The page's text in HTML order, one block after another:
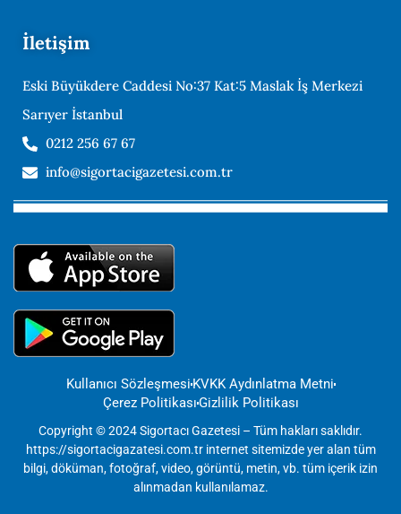
İletişim
Eski Büyükdere Caddesi No:37 Kat:5 Maslak İş Merkezi
Sarıyer İstanbul
0212 256 67 67
info@sigortacigazetesi.com.tr
Kullanıcı SözleşmesiKVKK Aydınlatma Metni
Çerez PolitikasıGizlilik Politikası
Copyright © 2024 Sigortacı Gazetesi – Tüm hakları saklıdır.
https://sigortacigazatesi.com.tr internet sitemizde yer alan tüm
bilgi, döküman, fotoğraf, video, görüntü, metin, vb. tüm içerik izin
alınmadan kullanılamaz.